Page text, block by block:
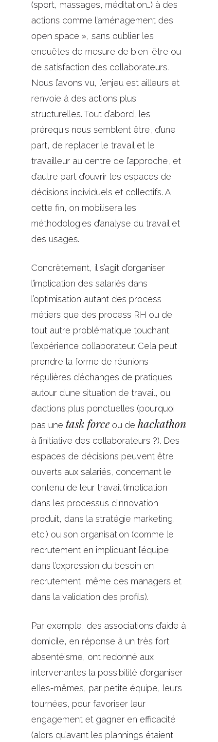
(sport, massages, méditation…) à des
actions comme l’aménagement des
open space », sans oublier les
enquêtes de mesure de bien-être ou
de satisfaction des collaborateurs.
Nous l’avons vu, l’enjeu est ailleurs et
renvoie à des actions plus
structurelles. Tout d’abord, les
prérequis nous semblent être, d’une
part, de replacer le travail et le
travailleur au centre de l’approche, et
d’autre part d’ouvrir les espaces de
décisions individuels et collectifs. A
cette fin, on mobilisera les
méthodologies d’analyse du travail et
des usages.
Concrètement, il s’agit d’organiser
l’implication des salariés dans
l’optimisation autant des process
métiers que des process RH ou de
tout autre problématique touchant
l’expérience collaborateur. Cela peut
prendre la forme de réunions
régulières d’échanges de pratiques
autour d’une situation de travail, ou
d’actions plus ponctuelles (pourquoi
pas une task forceou de hackathon
à l’initiative des collaborateurs ?). Des
espaces de décisions peuvent être
ouverts aux salariés, concernant le
contenu de leur travail (implication
dans les processus d’innovation
produit, dans la stratégie marketing,
etc.) ou son organisation (comme le
recrutement en impliquant l’équipe
dans l’expression du besoin en
recrutement, même des managers et
dans la validation des profils).
Par exemple, des associations d’aide à
domicile, en réponse à un très fort
absentéisme, ont redonné aux
intervenantes la possibilité d’organiser
elles-mêmes, par petite équipe, leurs
tournées, pour favoriser leur
engagement et gagner en efficacité
(alors qu’avant les plannings étaient